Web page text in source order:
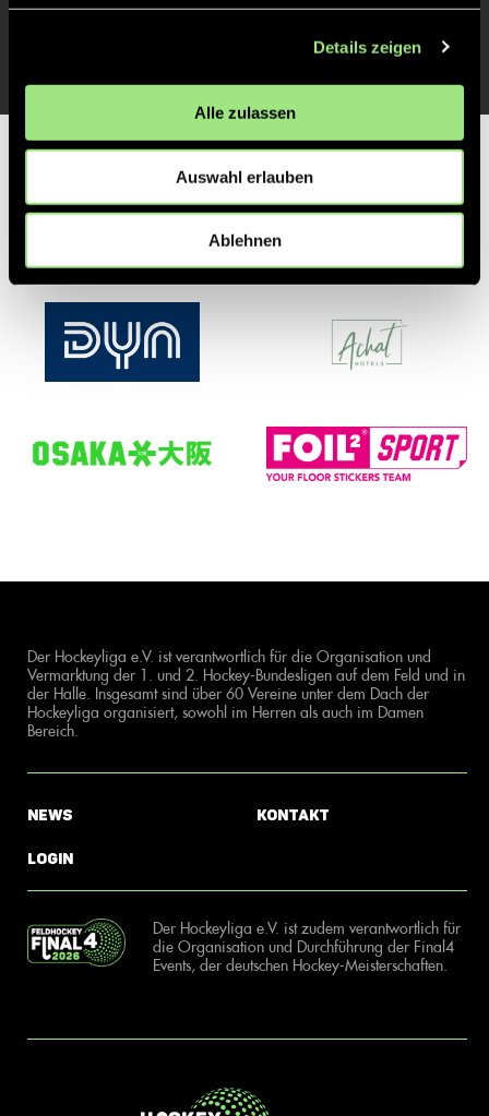
Details zeigen
Alle zulassen
Auswahl erlauben
Ablehnen
Partner
Der Hockeyliga e.V. ist verantwortlich für die Organisation und
Vermarktung der 1. und 2. Hockey-Bundesligen auf dem Feld und in
der Halle. Insgesamt sind über 60 Vereine unter dem Dach der
Hockeyliga organisiert, sowohl im Herren als auch im Damen
Bereich.
News
Login
Kontakt
Der Hockeyliga e.V. ist zudem verantwortlich für
die Organisation und Durchführung der Final4
Events, der deutschen Hockey-Meisterschaften.